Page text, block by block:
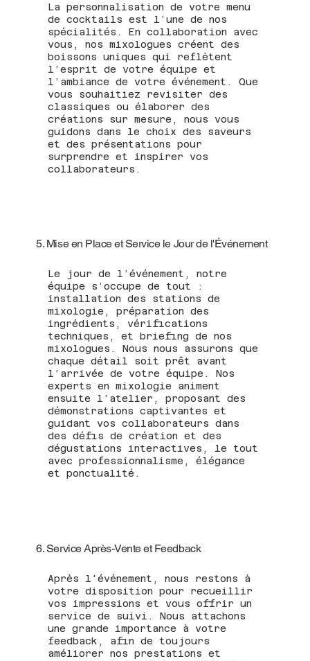
La personnalisation de votre menu
de cocktails est l’une de nos
spécialités. En collaboration avec
vous, nos mixologues créent des
boissons uniques qui reflètent
l’esprit de votre équipe et
l’ambiance de votre événement. Que
vous souhaitiez revisiter des
classiques ou élaborer des
créations sur mesure, nous vous
guidons dans le choix des saveurs
et des présentations pour
surprendre et inspirer vos
collaborateurs.
5. Mise en Place et Service le Jour de l'Événement
Le jour de l’événement, notre
équipe s’occupe de tout :
installation des stations de
mixologie, préparation des
ingrédients, vérifications
techniques, et briefing de nos
mixologues. Nous nous assurons que
chaque détail soit prêt avant
l’arrivée de votre équipe. Nos
experts en mixologie animent
ensuite l’atelier, proposant des
démonstrations captivantes et
guidant vos collaborateurs dans
des défis de création et des
dégustations interactives, le tout
avec professionnalisme, élégance
et ponctualité.
6. Service Après-Vente et Feedback
Après l'événement, nous restons à
votre disposition pour recueillir
vos impressions et vous offrir un
service de suivi. Nous attachons
une grande importance à votre
feedback, afin de toujours
améliorer nos prestations et